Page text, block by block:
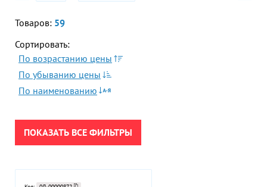
ПРИМЕНИТЬ
Товаров: 59
Сортировать:
По возрастанию цены
По убыванию цены
По наименованию
ПОКАЗАТЬ ВСЕ ФИЛЬТРЫ